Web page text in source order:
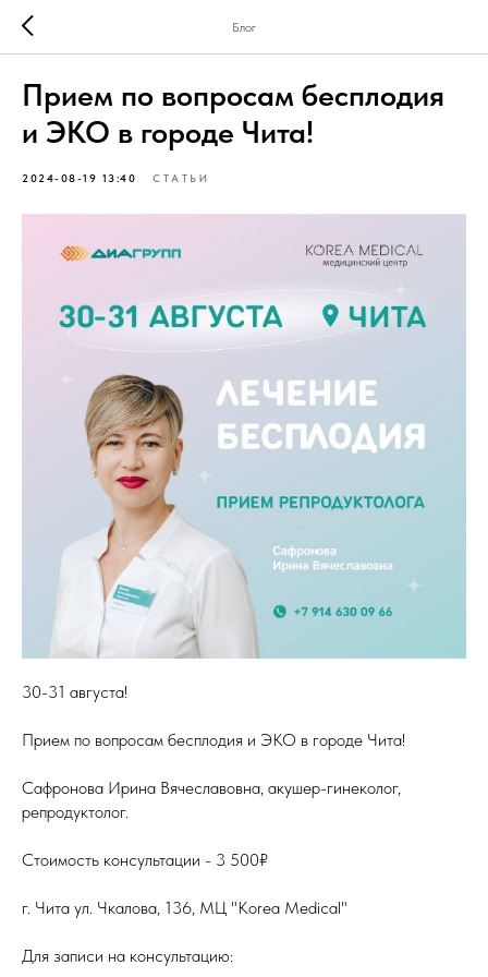
Блог
Прием по вопросам бесплодия
и ЭКО в городе Чита!
2024-08-19 13:40 СТАТЬИ
30-31 августа!
Прием по вопросам бесплодия и ЭКО в городе Чита!
Сафронова Ирина Вячеславовна, акушер-гинеколог,
репродуктолог.
Стоимость консультации - 3 500₽
г. Чита ул. Чкалова, 136, МЦ "Korea Medical"
Для записи на консультацию: